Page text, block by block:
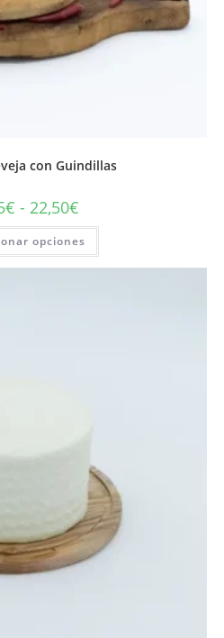
con Guindillas
€ - 22,50€
opciones